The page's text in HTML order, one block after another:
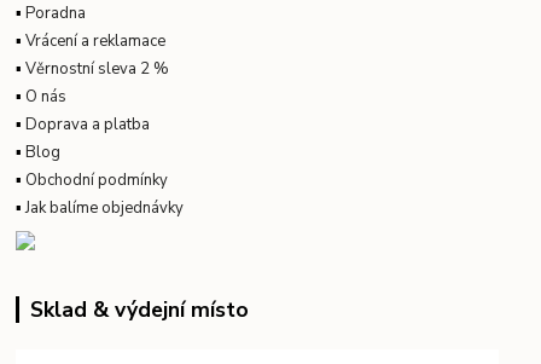
▪Poradna
▪Vrácení a reklamace
▪Věrnostní sleva 2 %
▪ O nás
▪Doprava a platba
▪Blog
▪ Obchodní podmínky
▪Jak balíme objednávky
Sklad & výdejní místo